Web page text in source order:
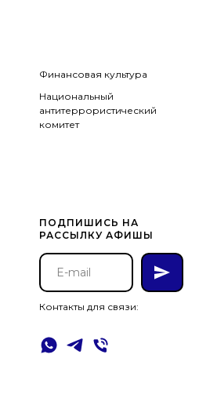
Финансовая культура
Национальный
антитеррористический
комитет
ПОДПИШИСЬ НА
РАССЫЛКУ АФИШЫ
Контакты для связи: